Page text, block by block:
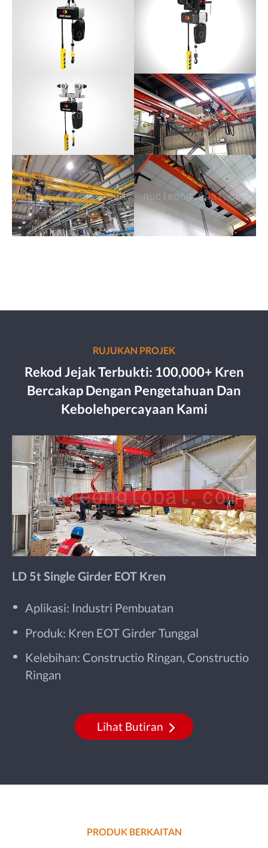
RUJUKAN PROJEK
Rekod Jejak Terbukti: 100,000+ Kren
Bercakap Dengan Pengetahuan Dan
Kebolehpercayaan Kami
LD 5t Single Girder EOT Kren
Aplikasi: Industri Pembuatan
Produk: Kren EOT Girder Tunggal
Kelebihan: Constructio Ringan, Constructio
Ringan
Lihat Butiran
PRODUK BERKAITAN